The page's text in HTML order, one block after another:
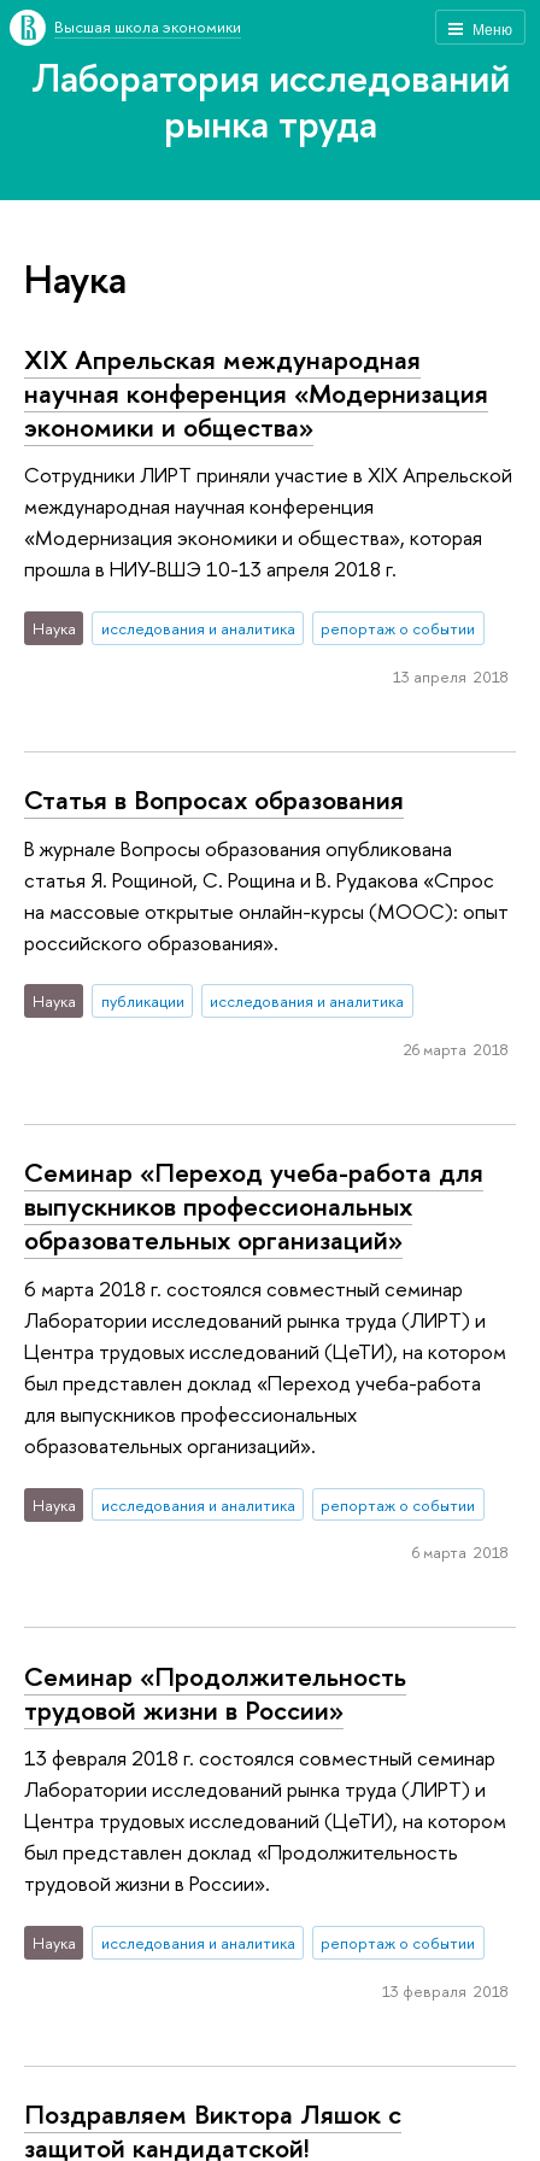
Меню
Высшая школа экономики
Лаборатория исследований
рынка труда
Наука
XIX Апрельская международная
научная конференция «Модернизация
экономики и общества»
Сотрудники ЛИРТ приняли участие в XIX Апрельской
международная научная конференция
«Модернизация экономики и общества», которая
прошла в НИУ-ВШЭ 10-13 апреля 2018 г.
Наука исследования и аналитика репортаж о событии
13 апреля 2018
Статья в Вопросах образования
В журнале Вопросы образования опубликована
статья Я. Рощиной, С. Рощина и В. Рудакова «Спрос
на массовые открытые онлайн-курсы (MOOC): опыт
российского образования».
Наука публикации исследования и аналитика
26 марта 2018
Семинар «Переход учеба-работа для
выпускников профессиональных
образовательных организаций»
6 марта 2018 г. состоялся совместный семинар
Лаборатории исследований рынка труда (ЛИРТ) и
Центра трудовых исследований (ЦеТИ), на котором
был представлен доклад «Переход учеба-работа
для выпускников профессиональных
образовательных организаций».
Наука исследования и аналитика репортаж о событии
6 марта 2018
Семинар «Продолжительность
трудовой жизни в России»
13 февраля 2018 г. состоялся совместный семинар
Лаборатории исследований рынка труда (ЛИРТ) и
Центра трудовых исследований (ЦеТИ), на котором
был представлен доклад «Продолжительность
трудовой жизни в России».
Наука исследования и аналитика репортаж о событии
13 февраля 2018
Поздравляем Виктора Ляшок с
защитой кандидатской!